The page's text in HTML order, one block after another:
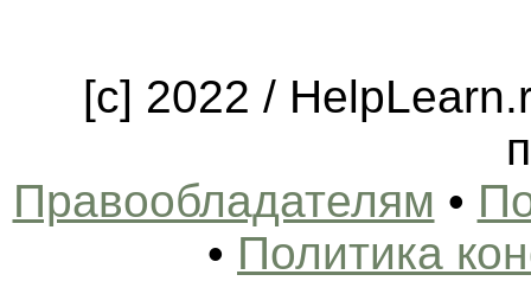
[c] 2022 /
Правообладателям •
• Политика